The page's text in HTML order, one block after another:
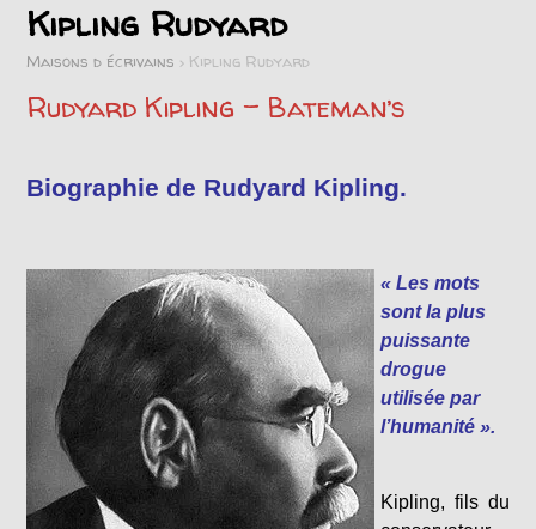
Kipling Rudyard
Maisons d écrivains > Kipling Rudyard
Rudyard Kipling – Bateman’s
Biographie de Rudyard Kipling.
« Les mots
sont la plus
puissante
drogue
utilisée par
l’humanité ».
Kipling, fils du